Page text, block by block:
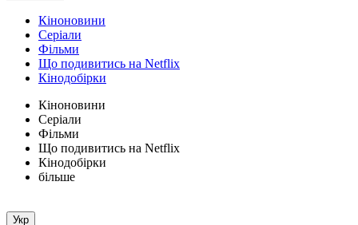
Кіноновини
Серіали
Фільми
Що подивитись на Netflix
Кінодобірки
Кіноновини
Серіали
Фільми
Що подивитись на Netflix
Кінодобірки
більше
Укр